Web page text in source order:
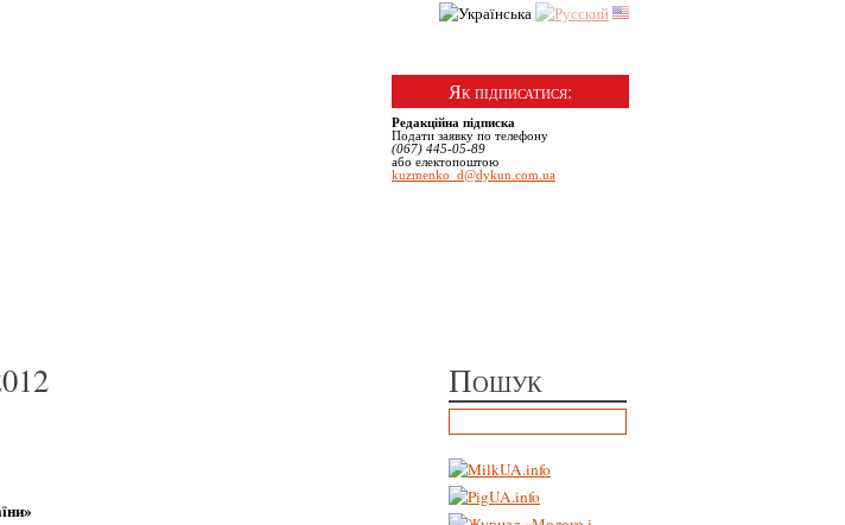
Як підписатися:
Редакційна підписка
Подати заявку по телефону
(067) 445-05-89
або електопоштою
kuzmenko_d@dykun.com.ua
Пошук